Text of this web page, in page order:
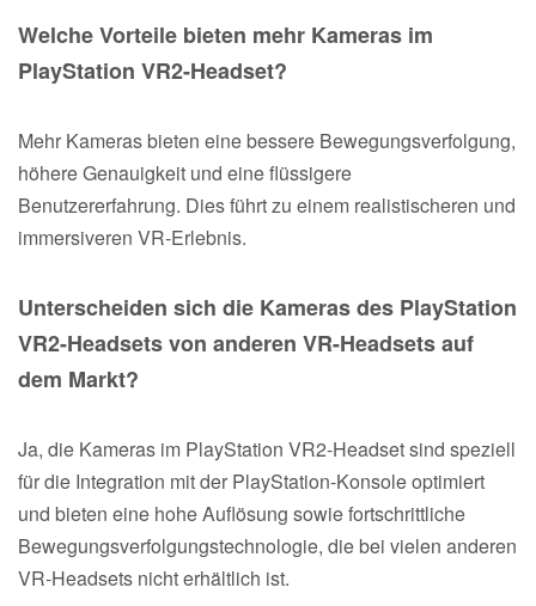
Welche Vorteile bieten mehr Kameras im
PlayStation VR2-Headset?
Mehr Kameras bieten eine bessere Bewegungsverfolgung,
höhere Genauigkeit und eine flüssigere
Benutzererfahrung. Dies führt zu einem realistischeren und
immersiveren VR-Erlebnis.
Unterscheiden sich die Kameras des PlayStation
VR2-Headsets von anderen VR-Headsets auf
dem Markt?
Ja, die Kameras im PlayStation VR2-Headset sind speziell
für die Integration mit der PlayStation-Konsole optimiert
und bieten eine hohe Auflösung sowie fortschrittliche
Bewegungsverfolgungstechnologie, die bei vielen anderen
VR-Headsets nicht erhältlich ist.